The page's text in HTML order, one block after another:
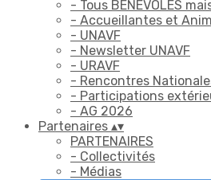
- Tous BÉNÉVOLES
- Accueillantes et
- UNAVF
- Newsletter UNAVF
- URAVF
- Rencontres
- Participations
- AG 2026
Partenaires ▴▾
PARTENAIRES
- Collectivités
- Médias